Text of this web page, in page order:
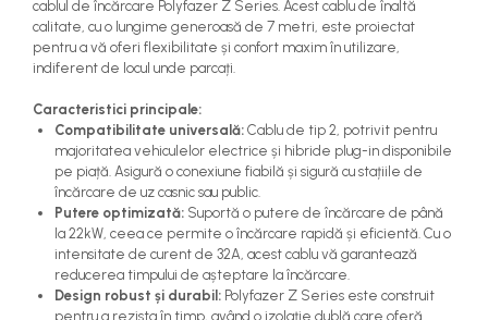
cablul de încărcare Polyfazer Z Series. Acest cablu de înaltă
calitate, cu o lungime generoasă de 7 metri, este proiectat
pentru a vă oferi flexibilitate și confort maxim în utilizare,
indiferent de locul unde parcați.
Caracteristici principale:
Compatibilitate universală: Cablu de tip 2, potrivit pentru
majoritatea vehiculelor electrice și hibride plug-in disponibile
pe piață. Asigură o conexiune fiabilă și sigură cu stațiile de
încărcare de uz casnic sau public.
Putere optimizată: Suportă o putere de încărcare de până
la 22kW, ceea ce permite o încărcare rapidă și eficientă. Cu o
intensitate de curent de 32A, acest cablu vă garantează
reducerea timpului de așteptare la încărcare.
Design robust și durabil: Polyfazer Z Series este construit
pentru a rezista în timp, având o izolație dublă care oferă